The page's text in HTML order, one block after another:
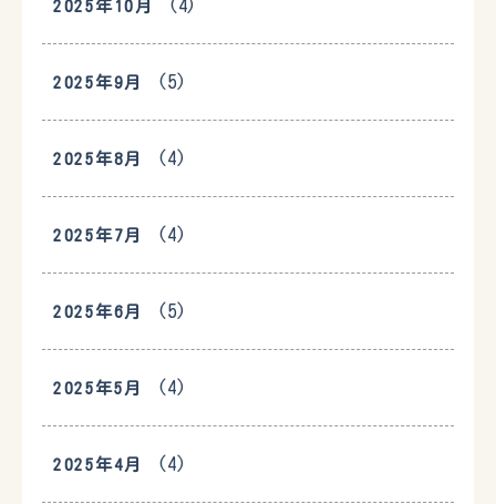
2025年10月 (4)
2025年9月 (5)
2025年8月 (4)
2025年7月 (4)
2025年6月 (5)
2025年5月 (4)
2025年4月 (4)